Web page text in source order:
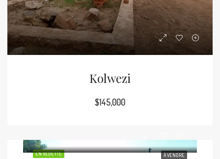
Kolwezi
$145,000
EN VEDETTE À VENDRE